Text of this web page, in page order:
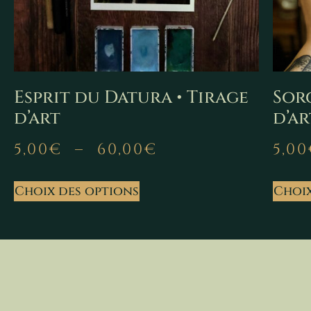
Esprit du Datura • Tirage
d’art
5,00€ – 60,00€
Choix des options
5,00